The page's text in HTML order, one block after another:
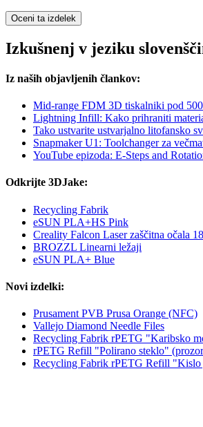
Oceni ta izdelek
Izkušnenj v jeziku
Iz naših objavljenih člankov:
Mid-range FDM 3D tiskalniki pod
Lightning Infill: Kako prihraniti
Tako ustvarite ustvarjalno litofansko
Snapmaker U1: Toolchanger za
YouTube epizoda: E-Steps and
Odkrijte 3DJake:
Recycling Fabrik
eSUN PLA+HS Pink
Creality Falcon Laser zaščitna očala
BROZZL Linearni ležaji
eSUN PLA+ Blue
Novi izdelki:
Prusament PVB Prusa Orange (NFC)
Vallejo Diamond Needle Files
Recycling Fabrik rPETG "Karibsko
rPETG Refill "Polirano steklo"
Recycling Fabrik rPETG Refill "Kislo